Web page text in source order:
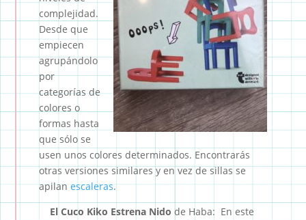
complejidad.
Desde que
empiecen
agrupándolo
por
categorías de
colores o
formas hasta
que sólo se
usen unos colores determinados. Encontrarás
otras versiones similares y en vez de sillas se
apilanescaleras.
El Cuco Kiko Estrena Nido de Haba: En este